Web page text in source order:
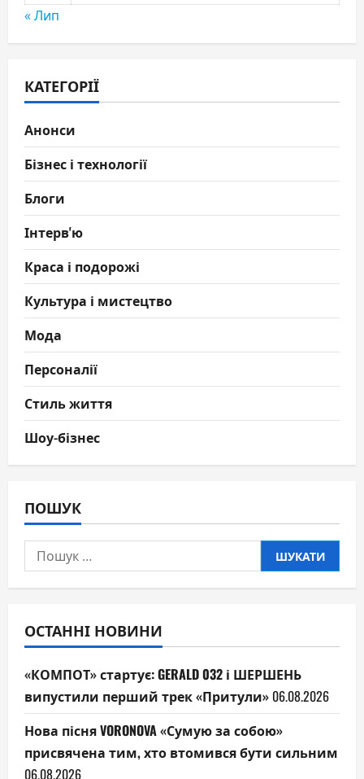
« Лип
КАТЕГОРІЇ
Анонси
Бізнес і технології
Блоги
Інтерв'ю
Краса і подорожі
Культура і мистецтво
Мода
Персоналії
Стиль життя
Шоу-бізнес
ПОШУК
Пошук:
ОСТАННІ НОВИНИ
«КОМПОТ» стартує: GERALD 032 і ШЕРШЕНЬ
випустили перший трек «Притули» 06.08.2026
Нова пісня VORONOVA «Сумую за собою»
присвячена тим, хто втомився бути сильним
06.08.2026